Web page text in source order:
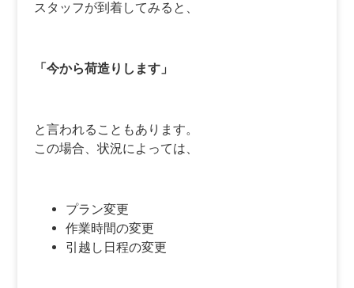
スタッフが到着してみると、
「今から荷造りします」
と言われることもあります。
この場合、状況によっては、
プラン変更
作業時間の変更
引越し日程の変更